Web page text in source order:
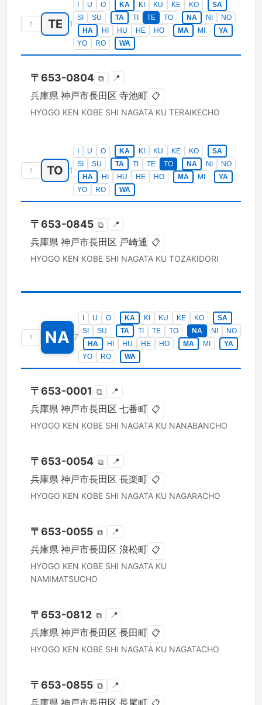
↑ TE 1
U O KA KI KU KE KO
SA
SI
SU TA TI TE TO NA NI
NO
HA
HI HU HE HO MA MI
YA
YO
RO WA
〒653-0804 ⧉ 📍
兵庫県 神戸市長田区 寺池町 📋
HYOGO KEN KOBE SHI NAGATA KU TERAIKECHO
↑ TO 1
U O KA KI KU KE KO
SA
SI
SU TA TI TE TO NA NI
NO
HA
HI HU HE HO MA MI
YA
YO
RO WA
〒653-0845 ⧉ 📍
兵庫県 神戸市長田区 戸崎通 📋
HYOGO KEN KOBE SHI NAGATA KU TOZAKIDORI
↑ NA 7
U O KA KI KU KE KO
SA
SI
SU TA TI TE TO NA NI
NO
HA
HI HU HE HO MA MI
YA
YO
RO WA
〒653-0001 ⧉ 📍
兵庫県 神戸市長田区 七番町 📋
HYOGO KEN KOBE SHI NAGATA KU NANABANCHO
〒653-0054 ⧉ 📍
兵庫県 神戸市長田区 長楽町 📋
HYOGO KEN KOBE SHI NAGATA KU NAGARACHO
〒653-0055 ⧉ 📍
兵庫県 神戸市長田区 浪松町 📋
HYOGO KEN KOBE SHI NAGATA KU
NAMIMATSUCHO
〒653-0812 ⧉ 📍
兵庫県 神戸市長田区 長田町 📋
HYOGO KEN KOBE SHI NAGATA KU NAGATACHO
〒653-0855 ⧉ 📍
兵庫県 神戸市長田区 長尾町